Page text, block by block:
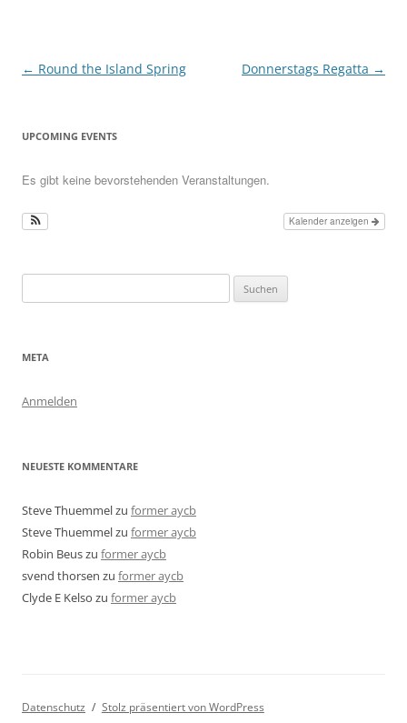
Beitragsnavigation
← Round the Island Spring Donnerstags Regatta →
UPCOMING EVENTS
Es gibt keine bevorstehenden Veranstaltungen.
Kalender anzeigen
nach:
META
Anmelden
NEUESTE KOMMENTARE
Steve Thuemmelzu former aycb
Steve Thuemmelzu former aycb
Robin Beuszu former aycb
svend thorsen zu former aycb
Clyde E Kelso zu former aycb
Datenschutz Stolz präsentiert von WordPress